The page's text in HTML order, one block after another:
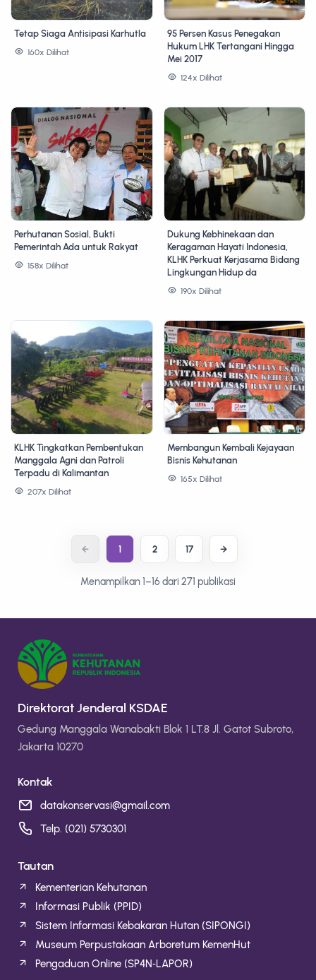
Tetap Siaga Antisipasi Karhutla
160x Dilihat
95 Persen Kasus Penegakan
Hukum LHK Tertangani Hingga
Mei 2017
124x Dilihat
Perhutanan Sosial, Bukti
Pemerintah Ada untuk Rakyat
158x Dilihat
Dukung Kebhinekaan dan
Keragaman Hayati Indonesia,
KLHK Perkuat Kerjasama Bidang
Lingkungan Hidup da
190x Dilihat
KLHK Tingkatkan Pembentukan
Manggala Agni dan Patroli
Terpadu di Kalimantan
207x Dilihat
Membangun Kembali Kejayaan
Bisnis Kehutanan
165x Dilihat
1 2 17
Menampilkan 1–16 dari 271 publikasi
Direktorat Jenderal KSDAE
Gedung Manggala Wanabakti Blok 1 LT.8 Jl. Gatot Subroto,
Jakarta 10270
Kontak
datakonservasi@gmail.com
Telp. (021) 5730301
Tautan
Kementerian Kehutanan
Informasi Publik (PPID)
Sistem Informasi Kebakaran Hutan (SIPONGI)
Museum Perpustakaan Arboretum KemenHut
Pengaduan Online (SP4N‑LAPOR)